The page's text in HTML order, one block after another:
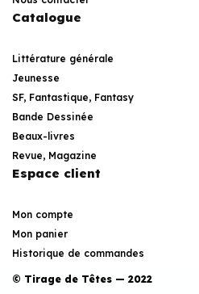
Catalogue
Littérature générale
Jeunesse
SF, Fantastique, Fantasy
Bande Dessinée
Beaux-livres
Revue, Magazine
Espace client
Mon compte
Mon panier
Historique de commandes
© Tirage de Têtes — 2022